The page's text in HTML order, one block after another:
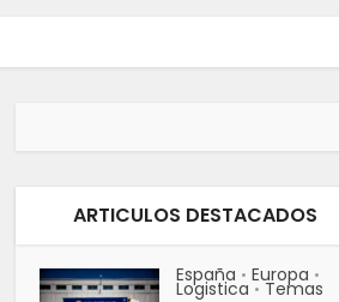
ARTICULOS DESTACADOS
España • Europa •
Logistica • Temas